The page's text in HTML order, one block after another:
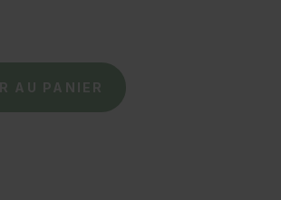
AU PANIER